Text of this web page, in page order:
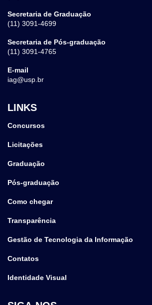
Secretaria de Graduação
(11) 3091-4699
Secretaria de Pós-graduação
(11) 3091-4765
E-mail
iag@usp.br
LINKS
Concursos
Licitações
Graduação
Pós-graduação
Como chegar
Transparência
Gestão de Tecnologia da Informação
Contatos
Identidade Visual